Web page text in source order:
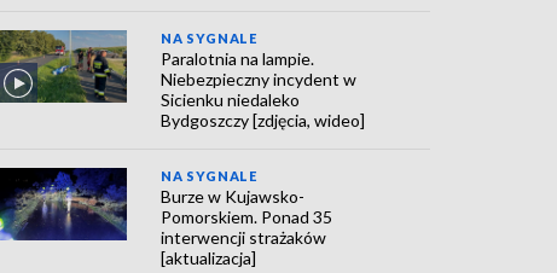
NA SYGNALE
Paralotnia na lampie.
Niebezpieczny incydent w
Sicienku niedaleko
Bydgoszczy [zdjęcia, wideo]
NA SYGNALE
Burze w Kujawsko-
Pomorskiem. Ponad 35
interwencji strażaków
[aktualizacja]